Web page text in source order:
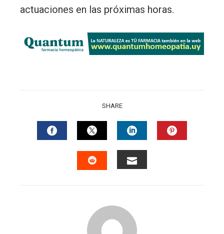
actuaciones en las próximas horas.
SHARE
FACEBOOKTWITTERLINKEDIN